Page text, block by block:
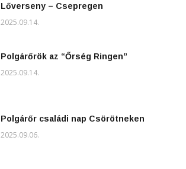
Lőverseny – Csepregen
2025.09.14.
Polgárőrök az “Őrség Ringen”
2025.09.14.
Polgárőr családi nap Csörötneken
2025.09.06.